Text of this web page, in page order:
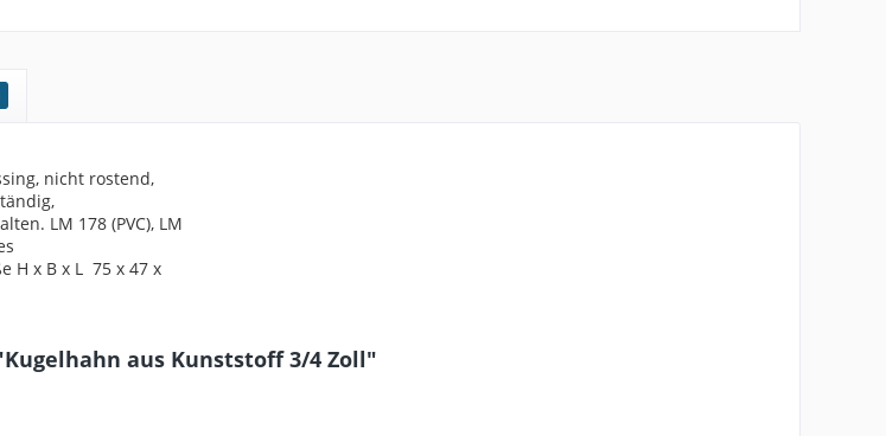
nicht rostend,
LM 178 (PVC), LM
H x B x L 75 x 47 x
aus Kunststoff 3/4 Zoll"